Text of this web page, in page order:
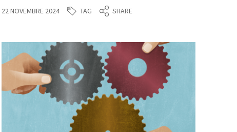
22 NOVEMBRE 2024 TAG SHARE